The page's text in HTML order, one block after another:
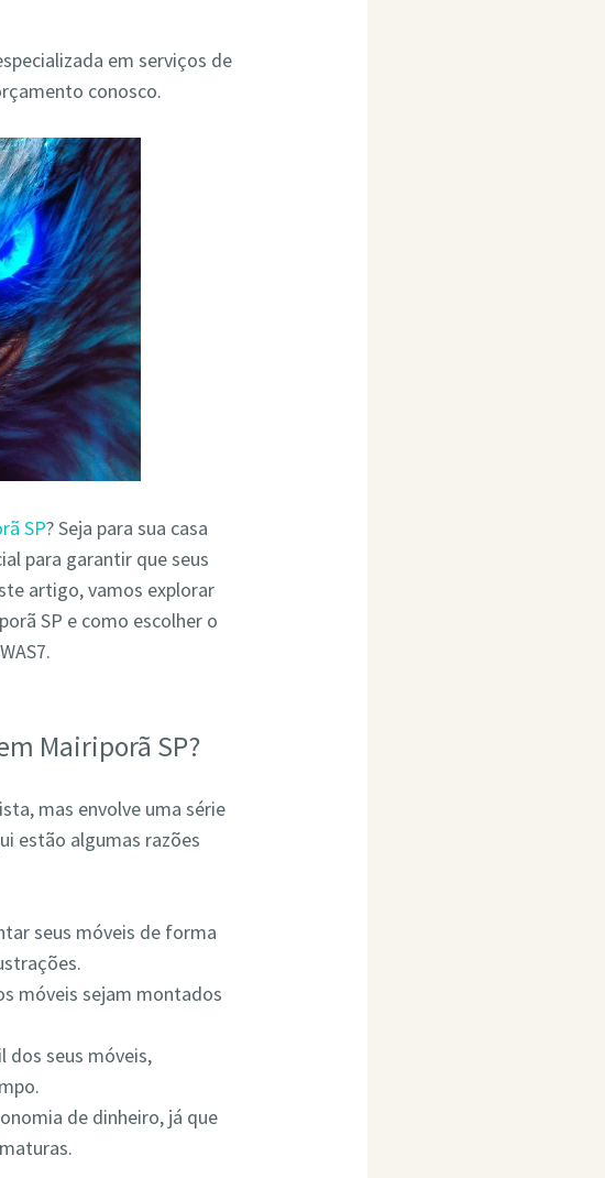
em serviços de
conosco.
SP? Seja para sua casa
para garantir que seus
artigo, vamos explorar
SP e como escolher o
Mairiporã SP?
mas envolve uma série
estão algumas razões
seus móveis de forma
móveis sejam montados
dos seus móveis,
de dinheiro, já que